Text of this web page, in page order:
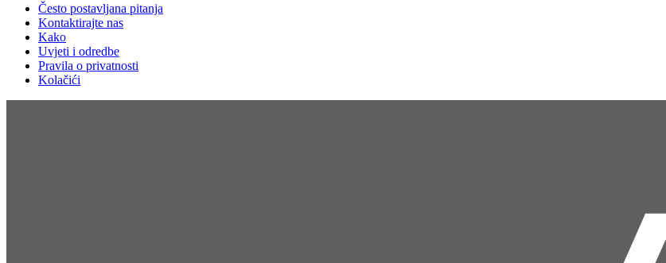
Često postavljana pitanja
Kontaktirajte nas
Kako
Uvjeti i odredbe
Pravila o privatnosti
Kolačići